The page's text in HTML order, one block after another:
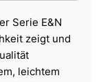
Serie E&N
zeigt und
leichtem